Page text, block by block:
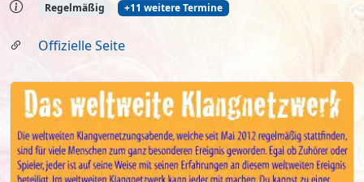
Regelmäßig +11 weitere Termine
Offizielle Seite